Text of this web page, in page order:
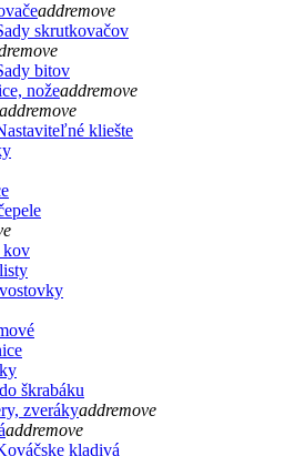
addremove
skrutkovačov
remove
bitov
nožeaddremove
addremove
kliešte
kov
škrabáku
zverákyaddremove
addremove
kladivá